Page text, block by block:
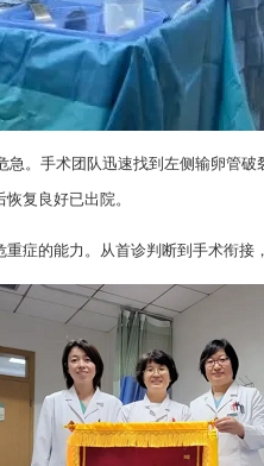
。手术团队迅速找到左侧输卵管
复良好已出院。
症的能力。从首诊判断到手术衔接